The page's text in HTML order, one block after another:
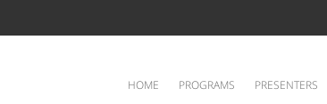
HOME PROGRAMS PRESENTERS